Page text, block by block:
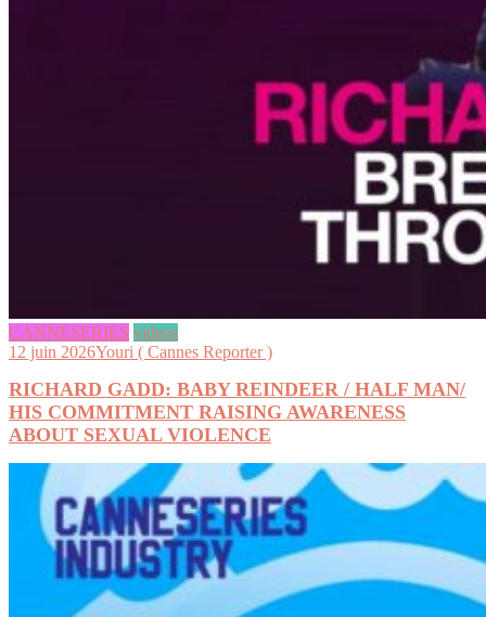
CANNESERIES videos
12 juin 2026Youri ( Cannes Reporter )
RICHARD GADD: BABY REINDEER / HALF MAN/
HIS COMMITMENT RAISING AWARENESS
ABOUT SEXUAL VIOLENCE